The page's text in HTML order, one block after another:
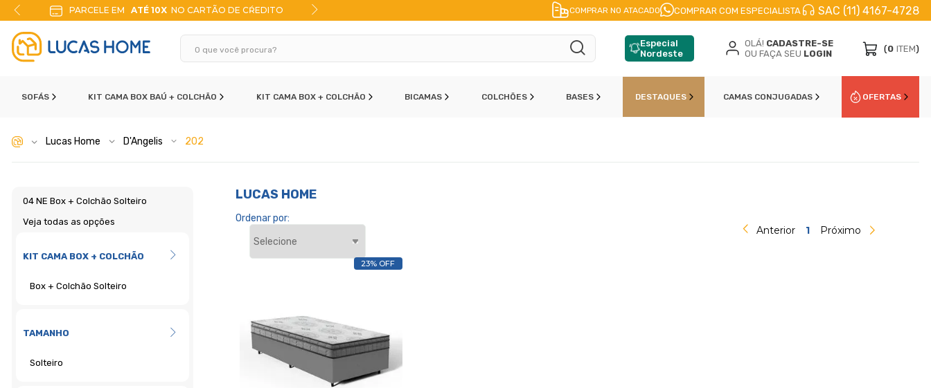
PARCELE EM ATÉ 10X NO CARTÃO DE CŔEDITO FRETE A JATOENVIO IMEDIATO PARCELE EM
COMPRAR NO ATACADO COMPRAR COM ESPECIALISTA SAC (11) 4167-4728
Especial
Nordeste
OLÁ! CADASTRE-SE
OU FAÇA SEU LOGIN (0 ITEM)
SOFÁS KIT CAMA BOX BAÚ + COLCHÃO KIT CAMA BOX + COLCHÃO BICAMAS COLCHÕES BASES DESTAQUES CAMAS CONJUGADAS OFERTAS
Lucas Home D'Angelis 202
04 NE Box + Colchão Solteiro
Veja todas as opções
KIT CAMA BOX + COLCHÃO
TAMANHO
LUCAS HOME
Ordenar por:
Anterior 1 Próximo
23% OFF